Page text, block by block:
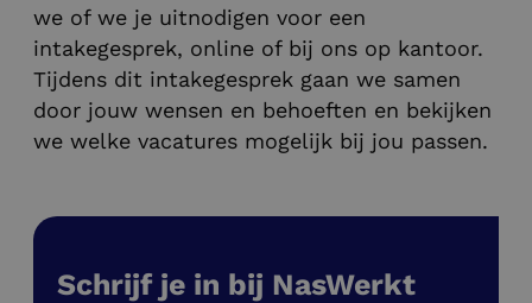
we of we je uitnodigen voor een
intakegesprek, online of bij ons op kantoor.
Tijdens dit intakegesprek gaan we samen
door jouw wensen en behoeften en bekijken
we welke vacatures mogelijk bij jou passen.
Schrijf je in bij NasWerkt